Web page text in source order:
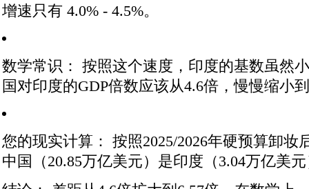
增速只有 4.0% - 4.5%。
数学常识：
按照这个速度，印度的基数虽然
国对印度的GDP倍数应该从4.6倍，慢慢缩小
您的现实计算：
按照2025/2026年硬预算卸妆
中国（20.85万亿美元）是印度（3.04万亿美